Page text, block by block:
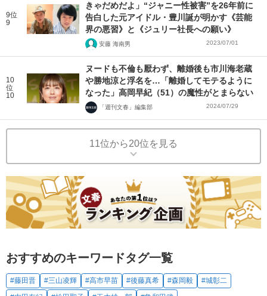
9位
9
きゃだめだよ」“ジャニー性被害”を26年前に
告白した元アイドル・豊川誕が明かす《芸能
界の悪習》と《ジュリー社長への願い》
安藤 海南男 2023/07/01
10
位
10
ヌードも不倫も厭わず、離婚後も市川海老蔵
や勝地涼と浮名を…「離婚してモテるように
なった」高岡早紀（51）の魔性がとまらない
「週刊文春」編集部 2024/07/29
11位から20位を見る
おすすめのキーワードタグ一覧
#藤田晋 #三山凌輝 #高市早苗 #後藤真希 #森岡毅
#城彰二